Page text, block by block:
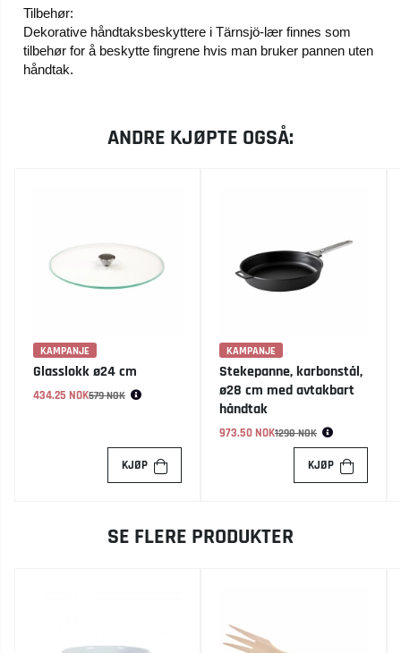
Tilbehør:
Dekorative håndtaksbeskyttere i Tärnsjö-lær finnes som
tilbehør for å beskytte fingrene hvis man bruker pannen uten
håndtak.
ANDRE KJØPTE OGSÅ:
KAMPANJE
Glasslokk ø24 cm
434.25 NOK
Vanlig pris:579 NOK
KJØP
KAMPANJE
Stekepanne, karbonstål,
ø28 cm med avtakbart
håndtak
973.50 NOK
Vanlig pris:1298 NOK
KJØP
SE FLERE PRODUKTER